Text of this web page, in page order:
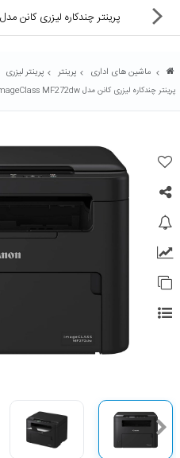
کالای دیجیتال
لوازم التحریر
تجهیزات فروشگاهی و بانکی
ماشین حساب
وایت برد و تابلو اعلانات
پرینتر چندکاره لیزری کانن مدل imageClass MF272dw
ماشین های اداری پرینتر پرینتر لیزری
پرینتر چندکاره لیزری کانن مدل imageClass MF272dw